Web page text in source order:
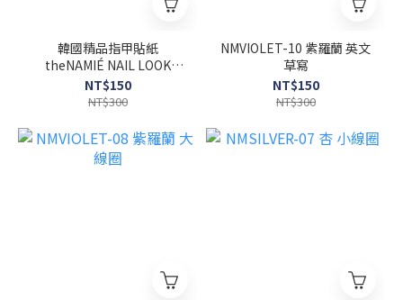
韓國精品指甲貼紙
theNAMIÉ NAIL LOOK
Sticker -NNLPOP-P003
NT$150
NT$300
NMVIOLET-10 紫羅蘭 英文
草寫
NT$150
NT$300